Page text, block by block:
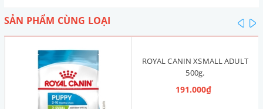
SẢN PHẨM CÙNG LOẠI
ROYAL CANIN XSMALL ADULT
500g.
191.000₫